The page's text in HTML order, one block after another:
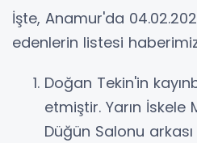
İşte, Anamur'da
edenlerin listesi
Doğan Tekin'in
etmiştir. Yarın İskele
Düğün Salonu arkası